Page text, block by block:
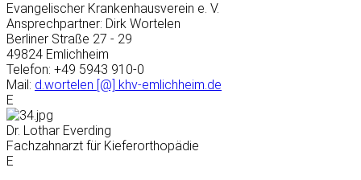
Evangelischer Krankenhausverein e. V.
Ansprechpartner: Dirk Wortelen
Berliner Straße 27 - 29
49824 Emlichheim
Telefon: +49 5943 910-0
Mail: d.wortelen [@] khv-emlichheim.de
E
Dr. Lothar Everding
Fachzahnarzt für Kieferorthopädie
E